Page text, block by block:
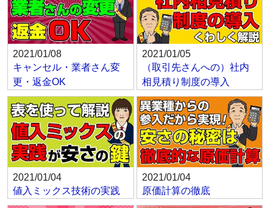
2021/01/08
キャンセル・業者さん変
更・返金OK
2021/01/05
（取引先さんへの）社内
相見積り制度の導入
2021/01/04
値入ミックス技術の実践
2021/01/04
原価計算の徹底